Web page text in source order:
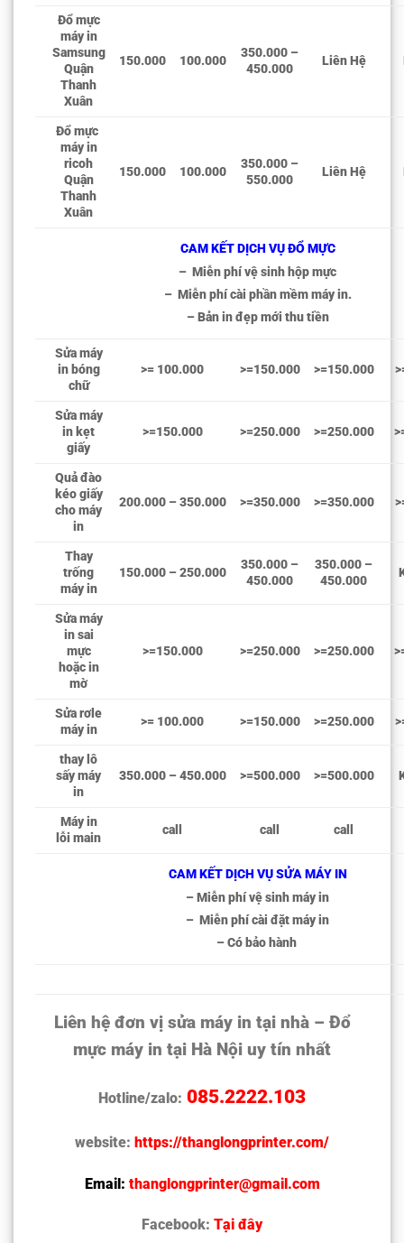
Đổ mực
máy in
Samsung
Quận
Thanh
Xuân
150.000 100.000
350.000 –
450.000
Liên Hệ
Đổ mực
máy in
ricoh
Quận
Thanh
Xuân
150.000 100.000
350.000 –
550.000
Liên Hệ
CAM KẾT DỊCH VỤ ĐỔ MỰC
– Miễn phí vệ sinh hộp mực
– Miễn phí cài phần mềm máy in.
– Bản in đẹp mới thu tiền
Sửa máy
in bóng
chữ
>= 100.000 >=150.000 >=150.000
Sửa máy
in kẹt
giấy
>=150.000 >=250.000 >=250.000
Quả đào
kéo giấy
cho máy
in
200.000 – 350.000 >=350.000 >=350.000
Thay
trống
máy in
150.000 – 250.000
350.000 –
450.000
350.000 –
450.000
Sửa máy
in sai
mực
hoặc in
mờ
>=150.000 >=250.000 >=250.000
Sửa rơle
máy in
>= 100.000 >=150.000 >=250.000
thay lô
sấy máy
in
350.000 – 450.000 >=500.000 >=500.000
Máy in
lỗi main
call call call
CAM KẾT DỊCH VỤ SỬA MÁY IN
– Miễn phí vệ sinh máy in
– Miễn phí cài đặt máy in
– Có bảo hành
Liên hệ đơn vị sửa máy in tại nhà – Đổ
mực máy in tại Hà Nội uy tín nhất
Hotline/zalo: 085.2222.103
website: https://thanglongprinter.com/
Email: thanglongprinter@gmail.com
Facebook: Tại đây